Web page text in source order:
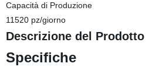
Capacità di Produzione
11520 pz/giorno
Descrizione del Prodotto
Specifiche